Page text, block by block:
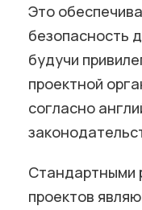
Это
безопасность
будучи
проектной
согласно
Стандартными
проектов